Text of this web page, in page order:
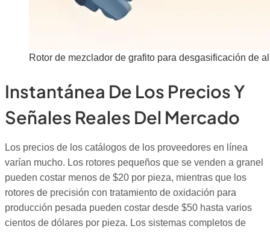
Rotor de mezclador de grafito para desgasificación de
Instantánea De Los Precios Y
Señales Reales Del Mercado
Los precios de los catálogos de los proveedores en línea
varían mucho. Los rotores pequeños que se venden a granel
pueden costar menos de $20 por pieza, mientras que los
rotores de precisión con tratamiento de oxidación para
producción pesada pueden costar desde $50 hasta varios
cientos de dólares por pieza. Los sistemas completos de